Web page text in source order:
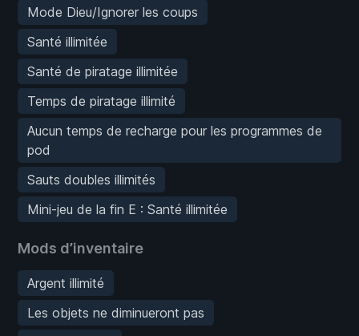
Mode Dieu/Ignorer les coups
Santé illimitée
Santé de piratage illimitée
Temps de piratage illimité
Aucun temps de recharge pour les programmes de
pod
Sauts doubles illimités
Mini-jeu de la fin E : Santé illimitée
Mods d’inventaire
Argent illimité
Les objets ne diminueront pas